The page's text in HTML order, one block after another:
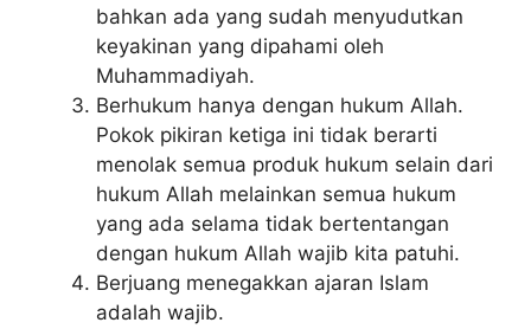
bahkan ada yang sudah menyudutkan
keyakinan yang dipahami oleh
Muhammadiyah.
Berhukum hanya dengan hukum Allah.
Pokok pikiran ketiga ini tidak berarti
menolak semua produk hukum selain dari
hukum Allah melainkan semua hukum
yang ada selama tidak bertentangan
dengan hukum Allah wajib kita patuhi.
Berjuang menegakkan ajaran Islam
adalah wajib.